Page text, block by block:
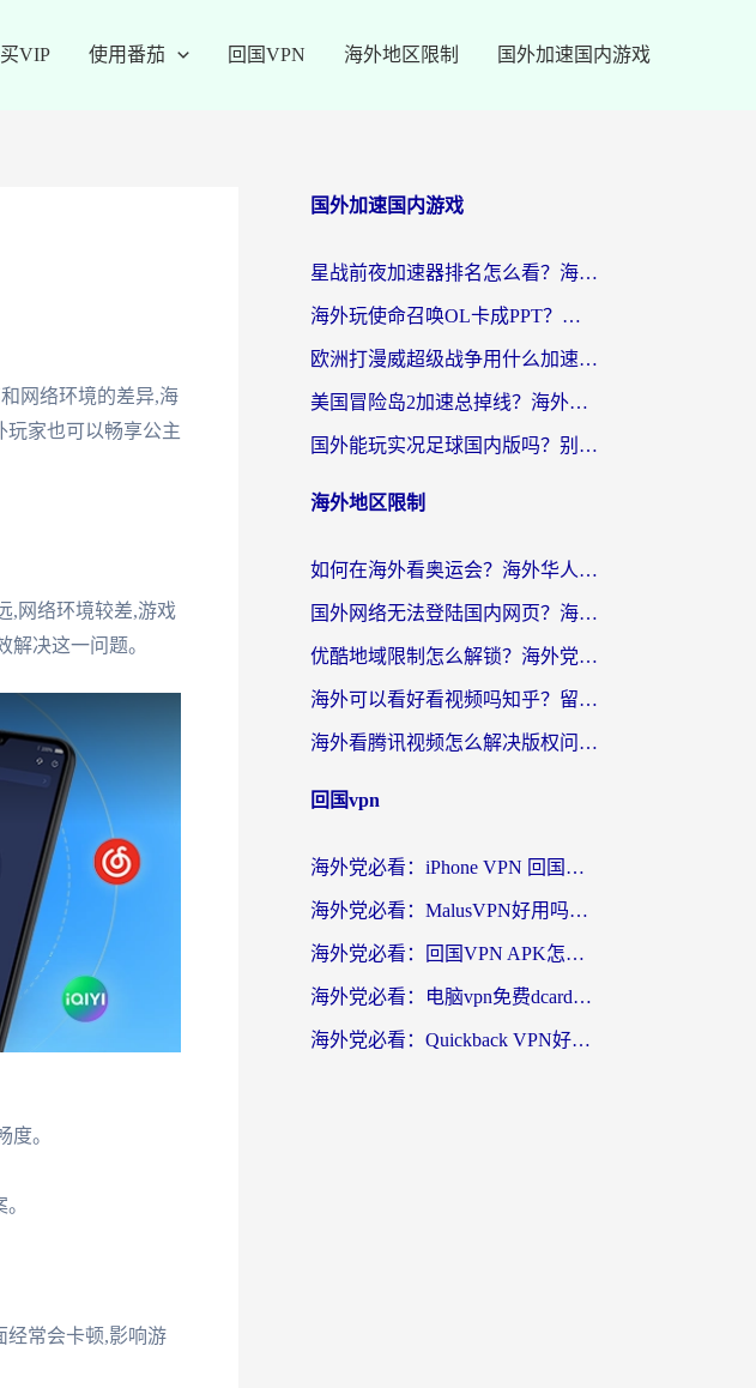
VIP 使用番茄 回国VPN 海外地区限制 国外加速国内游戏
网络环境的差异,海
玩家也可以畅享公主
,网络环境较差,游戏
决这一问题。
度。
经常会卡顿,影响游
国外加速国内游戏
星战前夜加速器排名怎么看？海外玩家国服游戏畅玩终极指南（附欧洲玩跑跑我的起源解决方案）
海外玩使命召唤OL卡成PPT？苹果用户必看：使命召唤OL国外加速器下载苹果版指南
欧洲打漫威超级战争用什么加速器？3个海外游戏卡顿问题一次解决（附实测推荐）
美国冒险岛2加速总掉线？海外玩家必看的国服游戏加速器选择指南
国外能玩实况足球国内版吗？别再卡成PPT！海外党国服游戏加速全攻略
海外地区限制
如何在海外看奥运会？海外华人必看的体育赛事直播终极指南
国外网络无法登陆国内网页？海外党必看：选对回国加速器实现无缝访问
优酷地域限制怎么解锁？海外党亲测有效的追剧自由指南
海外可以看好看视频吗知乎？留学生亲测有效的回国追剧解决方案
海外看腾讯视频怎么解决版权问题呢？3步让你轻松解锁国内影视自由
回国vpn
海外党必看：iPhone VPN 回国怎么选？一篇搞定无缝访问国内资源
海外党必看：MalusVPN好用吗？和畅游VPN对比哪个回国效果更好？附穿梭飞鱼神龟真实体验
海外党必看：回国VPN APK怎么选？3步教你无缝刷国内剧玩国服
海外党必看：电脑vpn免费dcard真的靠谱吗？教你选对回国加速器无缝访问国内资源
海外党必看：Quickback VPN好用吗？和小黑牛VPN对比哪个回国效果更好？附真实体验+避坑指南